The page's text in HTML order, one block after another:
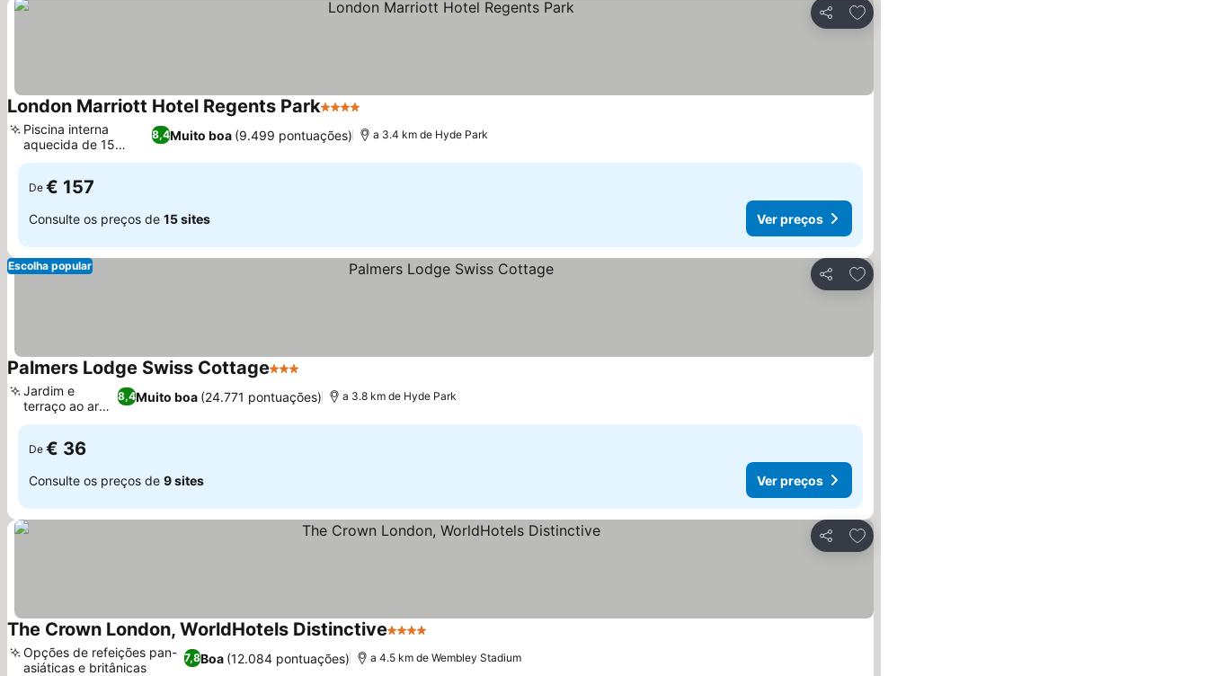
Partilhar
Adicionar aos favoritos
London Marriott Hotel Regents Park4 Estrelas
8,4Muito boa (9.499 pontuações)
Piscina interna
aquecida de 15
metros
a 3.4 km de Hyde Park
De € 157
Consulte os preços de 15 sites Ver preços
Partilhar
Adicionar aos favoritos
Escolha popular
Palmers Lodge Swiss Cottage3 Estrelas
8,4Muito boa (24.771 pontuações)
Jardim e
terraço ao ar
livre
a 3.8 km de Hyde Park
De € 36
Consulte os preços de 9 sites Ver preços
Partilhar
Adicionar aos favoritos
The Crown London, WorldHotels Distinctive4 Estrelas
7,8Boa (12.084 pontuações)
Opções de refeições pan-
asiáticas e britânicas
a 4.5 km de Wembley Stadium